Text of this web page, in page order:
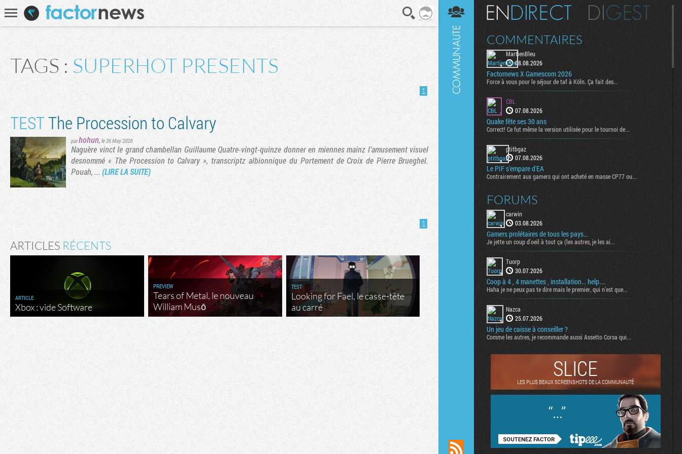
TAGS : SUPERHOT PRESENTS
1
TESTThe Procession to Calvary
parhohun, le 26 May 2020
Naguère vinct le grand chambellan Guillaume Quatre-vingt-quinze donner en miennes mainz l’amusement visuel
desnommé « The Procession to Calvary », transcriptz albionnique du Portement de Croix de Pierre Brueghel.
Pouah, ... (LIRE LA SUITE)
1
ARTICLES RÉCENTS
ARTICLE
Xbox : vide Software
PREVIEW
Tears of Metal, le nouveau
William Musō
TEST
Looking for Fael, le casse-tête
au carré
Digest
COMMENTAIRES
MartienBleu
08.08.2026
Factornews X Gamescom 2026
Force à vous pour le séjour de taf à Köln. Ça fait des...
CBL
07.08.2026
Quake fête ses 30 ans
Correct! Ce fut même la version utilisée pour le tournoi de...
ptitbgaz
07.08.2026
Le PIF s'empare d'EA
Contrairement aux gamers qui ont acheté en masse CP77 ou...
FORUMS
carwin
03.08.2026
Gamers prolétaires de tous les pays...
Je jette un coup d'oeil à tout ça (les autres, je les ai...
Tuorp
30.07.2026
Coop à 4 , 4 manettes , installation... help....
Haha je ne peux pas te dire mais le premier, qui n'est que...
Nazca
25.07.2026
Un jeu de caisse à conseiller ?
Comme les autres, je recommande aussi Assetto Corsa qui...
SLICE
LES PLUS BEAUX SCREENSHOTS DE LA COMMUNAUTÉ